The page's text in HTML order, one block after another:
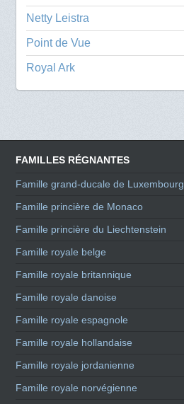
Netty Leistra
Point de Vue
Royal Ark
FAMILLES RÉGNANTES
Famille grand-ducale de Luxembourg
Famille princière de Monaco
Famille princière du Liechtenstein
Famille royale belge
Famille royale britannique
Famille royale danoise
Famille royale espagnole
Famille royale hollandaise
Famille royale jordanienne
Famille royale norvégienne